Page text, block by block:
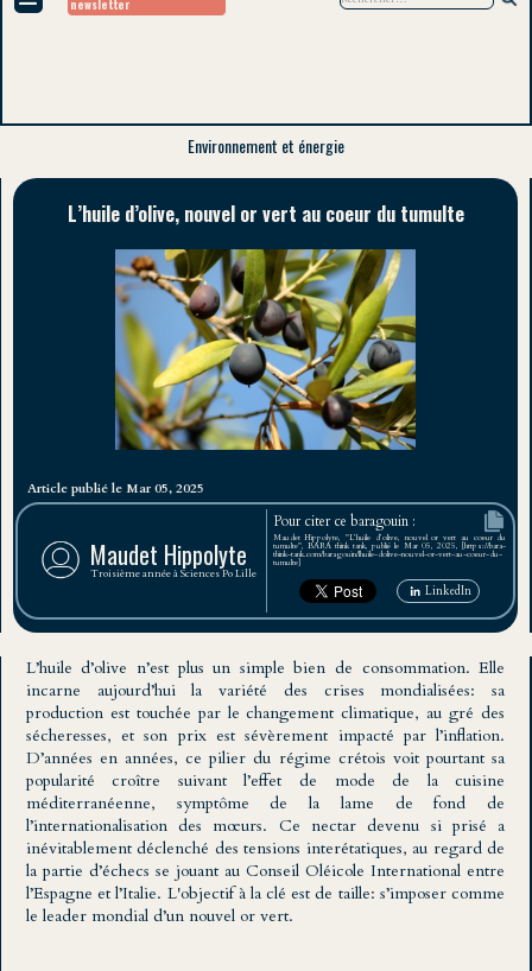
newsletter
Environnement et énergie
L’huile d’olive, nouvel or vert au coeur du tumulte
Article publié le Mar 05, 2025
Maudet Hippolyte
Troisième année à Sciences Po Lille
Pour citer ce baragouin :
Maudet Hippolyte, "L’huile d’olive, nouvel or vert au coeur du
tumulte", BARA think tank, publié le Mar 05, 2025, [https://bara-
think-tank.com/baragouin/lhuile-dolive-nouvel-or-vert-au-coeur-du-
tumulte]
LinkedIn
L’huile d’olive n’est plus un simple bien de consommation. Elle
incarne aujourd’hui la variété des crises mondialisées: sa
production est touchée par le changement climatique, au gré des
sécheresses, et son prix est sévèrement impacté par l’inflation.
D’années en années, ce pilier du régime crétois voit pourtant sa
popularité croître suivant l’effet de mode de la cuisine
méditerranéenne, symptôme de la lame de fond de
l’internationalisation des mœurs. Ce nectar devenu si prisé a
inévitablement déclenché des tensions interétatiques, au regard de
la partie d’échecs se jouant au Conseil Oléicole International entre
l’Espagne et l’Italie. L'objectif à la clé est de taille: s’imposer comme
le leader mondial d’un nouvel or vert.